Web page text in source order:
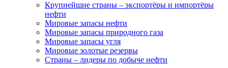
Крупнейшие страны – экспортёры и импортёры
нефти
Мировые запасы нефти
Мировые запасы природного газа
Мировые запасы угля
Мировые золотые резервы
Страны – лидеры по добыче нефти